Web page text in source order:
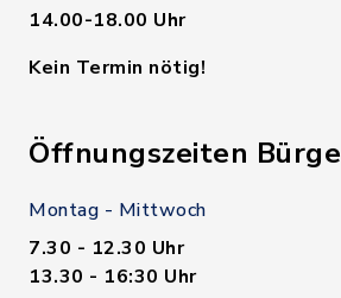
14.00-18.00 Uhr
Kein Termin nötig!
Öffnungszeiten
Montag - Mittwoch
7.30 - 12.30 Uhr
13.30 - 16:30 Uhr